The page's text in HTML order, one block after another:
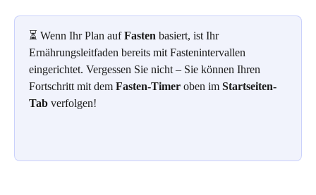
⏳ Wenn Ihr Plan auf Fasten basiert, ist Ihr
Ernährungsleitfaden bereits mit Fastenintervallen
eingerichtet. Vergessen Sie nicht – Sie können Ihren
Fortschritt mit dem Fasten-Timer oben im Startseiten-
Tab verfolgen!